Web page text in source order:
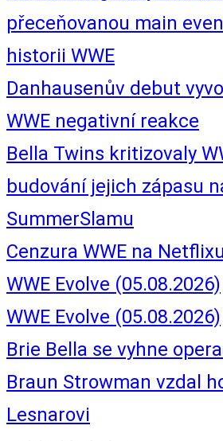
přeceňovanou main
historii WWE
Danhausenův debut
WWE negativní reakce
Bella Twins kritizovaly
budování jejich zápasu
SummerSlamu
Cenzura WWE na
WWE Evolve (05.08.2026)
WWE Evolve (05.08.2026)
Brie Bella se vyhne
Braun Strowman vzdal
Lesnarovi